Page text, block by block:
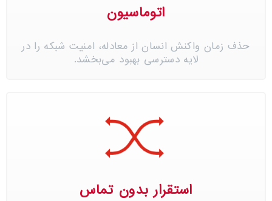
اتوماسیون
حذف زمان واکنش انسان از معادله، امنیت شبکه را در
لایه دسترسی بهبود می‌بخشد.
استقرار بدون تماس